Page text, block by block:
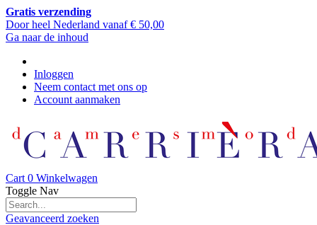
Gratis verzending
Door heel Nederland vanaf € 50,00
Ga naar de inhoud
Inloggen
Neem contact met ons op
Account aanmaken
Cart 0 Winkelwagen
Toggle Nav
Geavanceerd zoeken